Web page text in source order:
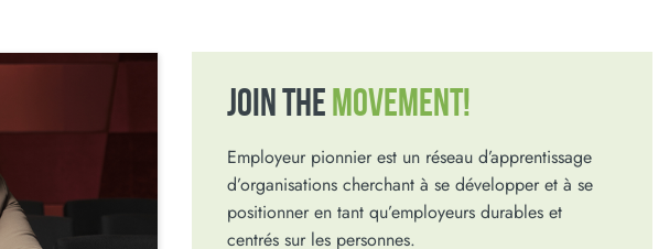
JOIN THE MOVEMENT!
Employeur pionnier est un réseau d’apprentissage
d’organisations cherchant à se développer et à se
positionner en tant qu’employeurs durables et
centrés sur les personnes.